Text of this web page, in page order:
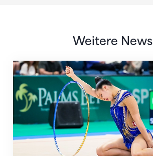
Weitere News
Nächster Halt: Weltmeisterschaft